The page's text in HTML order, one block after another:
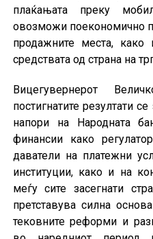
плаќањата преку
овозможи поекономично
продажните места,
средствата од страна на
Вицегувернерот
постигнатите резултати
напори на Народната
финансии како
даватели на платежни
институции, како и на
меѓу сите засегнати
претставува силна
тековните реформи и